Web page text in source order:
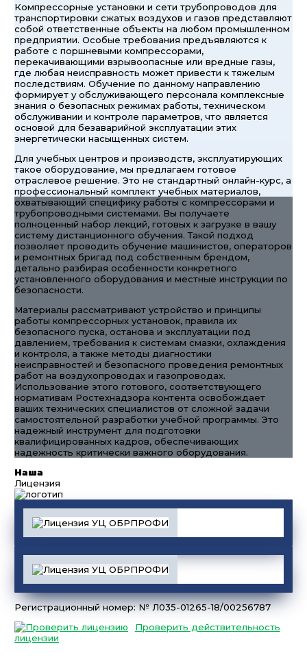
Компрессорные установки и сети трубопроводов для
транспортировки сжатых воздухов и газов представляют
собой ответственные объекты на любом промышленном
предприятии. Особые требования предъявляются к
работе с поршневыми компрессорами,
перекачивающими взрывоопасные или вредные газы,
где любая неисправность может привести к тяжелым
последствиям. Обучение по данному направлению
формирует у обслуживающего персонала комплексные
знания о безопасных режимах работы, техническом
обслуживании и контроле параметров, что является
основой для безаварийной эксплуатации этих
энергетически насыщенных систем.
Для учебных центров и производств, эксплуатирующих
такое оборудование, мы предлагаем готовое
отраслевое решение. Это не стандартный онлайн-курс, а
профессиональный комплект учебных материалов,
охватывающий специфику работы с компрессорами и
трубопроводными системами. Вы получаете
полноценный набор лекций, готовых к загрузке в вашу
систему дистанционного обучения. Такой подход
позволяет проводить обучение машинистов, операторов
и ремонтных бригад под собственным брендом,
детально разбирая особенности конкретного
установленного оборудования и местные инструкции по
безопасности.
Материалы рассматривают устройство и принципы
работы компрессорных установок, правила их
безопасного пуска, останова и эксплуатации под
давлением, требования к системам смазки, охлаждения
и контроля, а также методы диагностики
неисправностей и безопасного проведения ремонтных
работ на воздухопроводах и газопроводах.
Использование этого готового, соответствующего
нормативам Ростехнадзора контента освобождает
ваших технических специалистов от сложной задачи
самостоятельной разработки учебной программы. Это
надежный инструмент для подготовки
квалифицированных кадров, обеспечивающих
надежность критически важного оборудования.
Наша
Лицензия
Регистрационный номер: № Л035-01265-18/00256787
Проверить действительность
лицензии